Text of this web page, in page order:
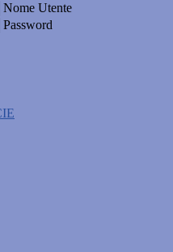
Nome Utente
Password